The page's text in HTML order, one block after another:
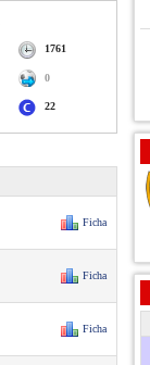
1761
0
22
Ficha
Ficha
Ficha